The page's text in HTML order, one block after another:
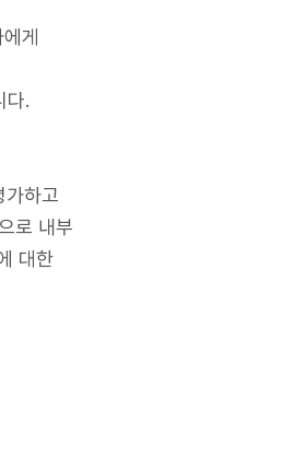
게
다.
하고
로 내부
대한